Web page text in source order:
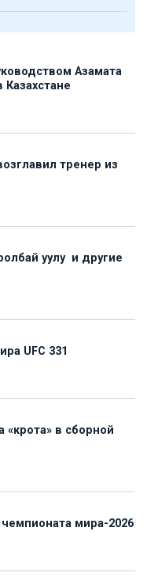
Азамата
Казахстане
тренер из
уулу и другие
UFC 331
в сборной
мира-2026